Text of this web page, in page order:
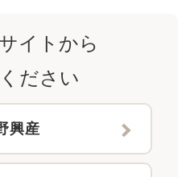
イトから
ださい
興産